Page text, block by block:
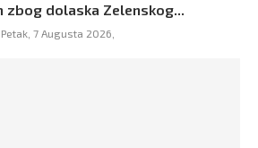
zbog dolaska Zelenskog...
Petak, 7 Augusta 2026,